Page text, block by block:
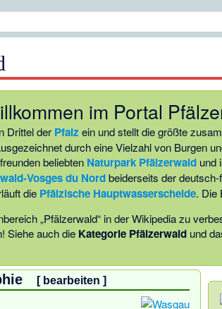
im Portal
Drittel der Pfalz ein und stellt die größte
durch eine Vielzahl von Burgen
beliebten Naturpark Pfälzerwald und
Vosges du Nordbeiderseits der
die Pfälzische Hauptwasserscheide. Die
„Pfälzerwald“ in der Wikipedia zu
Siehe auch die Kategorie Pfälzerwald und
[ bearbeiten ]